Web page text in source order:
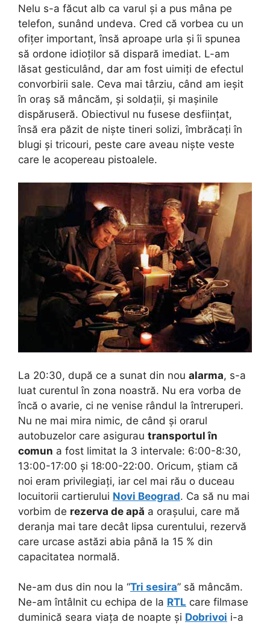
Nelu s-a făcut alb ca varul și a pus mâna pe
telefon, sunând undeva. Cred că vorbea cu un
ofițer important, însă aproape urla și îi spunea
să ordone idioților să dispară imediat. L-am
lăsat gesticulând, dar am fost uimiți de efectul
convorbirii sale. Ceva mai târziu, când am ieșit
în oraș să mâncăm, și soldații, și mașinile
dispăruseră. Obiectivul nu fusese desființat,
însă era păzit de niște tineri solizi, îmbrăcați în
blugi și tricouri, peste care aveau niște veste
care le acopereau pistoalele.
La 20:30, după ce a sunat din nou alarma, s-a
luat curentul în zona noastră. Nu era vorba de
încă o avarie, ci ne venise rândul la întreruperi.
Nu ne mai mira nimic, de când și orarul
autobuzelor care asigurau transportul în
comun a fost limitat la 3 intervale: 6:00-8:30,
13:00-17:00 și 18:00-22:00. Oricum, știam că
noi eram privilegiați, iar cel mai rău o duceau
locuitorii cartierului Novi Beograd. Ca să nu mai
vorbim de rezerva de apă a orașului, care mă
deranja mai tare decât lipsa curentului, rezervă
care urcase astăzi abia până la 15 % din
capacitatea normală.
Ne-am dus din nou la “Tri sesira” să mâncăm.
Ne-am întâlnit cu echipa de la RTL care filmase
duminică seara viața de noapte și Dobrivoi i-a